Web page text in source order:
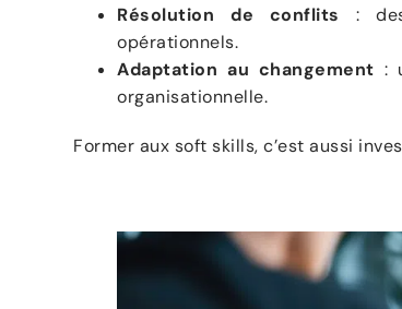
Résolution de conflits :
opérationnels.
Adaptation au changement :
organisationnelle.
Former aux soft skills, c’est aussi